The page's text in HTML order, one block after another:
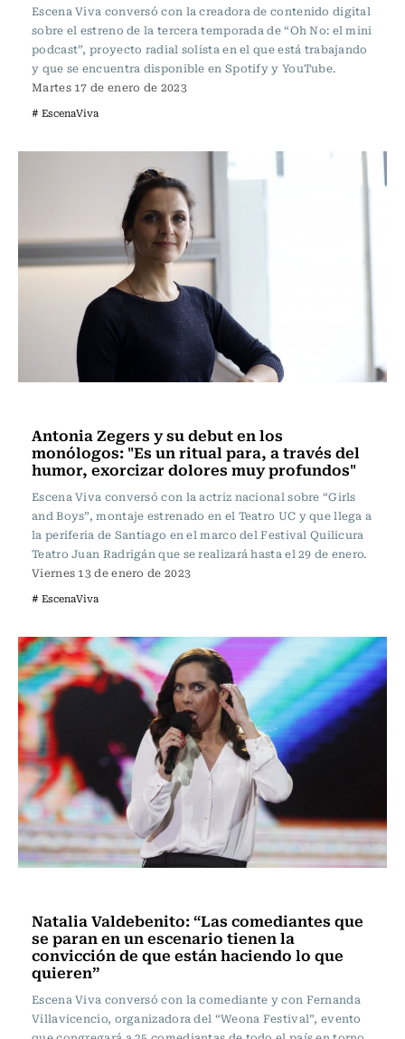
Escena Viva conversó con la creadora de contenido digital
sobre el estreno de la tercera temporada de “Oh No: el mini
podcast”, proyecto radial solista en el que está trabajando
y que se encuentra disponible en Spotify y YouTube.
Martes 17 de enero de 2023
# EscenaViva
Antonia Zegers y su debut en los
monólogos: "Es un ritual para, a través del
humor, exorcizar dolores muy profundos"
Escena Viva conversó con la actriz nacional sobre “Girls
and Boys”, montaje estrenado en el Teatro UC y que llega a
la periferia de Santiago en el marco del Festival Quilicura
Teatro Juan Radrigán que se realizará hasta el 29 de enero.
Viernes 13 de enero de 2023
# EscenaViva
Natalia Valdebenito: “Las comediantes que
se paran en un escenario tienen la
convicción de que están haciendo lo que
quieren”
Escena Viva conversó con la comediante y con Fernanda
Villavicencio, organizadora del “Weona Festival”, evento